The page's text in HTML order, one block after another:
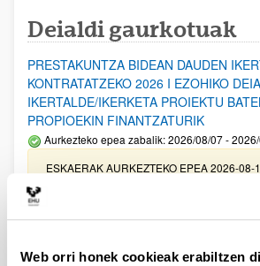
Web orri honek cookieak erabiltzen
Deialdi gaurkotuak
PRESTAKUNTZA BIDEAN DAUDEN
KONTRATATZEKO 2026 I EZOHIKO
IKERTALDE/IKERKETA PROIEKTU
PROPIOEKIN FINANTZATURIK
Aurkezteko epea zabalik: 2026/08/07 -
ESKAERAK AURKEZTEKO EPEA 2026-08-
UPV/EHUn Azpiegitura Zientifikoa eta